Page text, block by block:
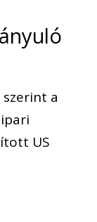
a
US